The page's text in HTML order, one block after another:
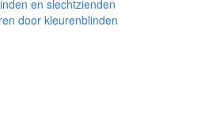
en slechtzienden
door kleurenblinden